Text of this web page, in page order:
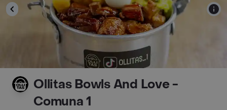
Ollitas Bowls And Love -
Comuna 1